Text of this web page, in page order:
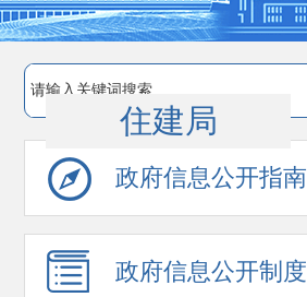
住建局
政府信息公开指南
政府信息公开制度